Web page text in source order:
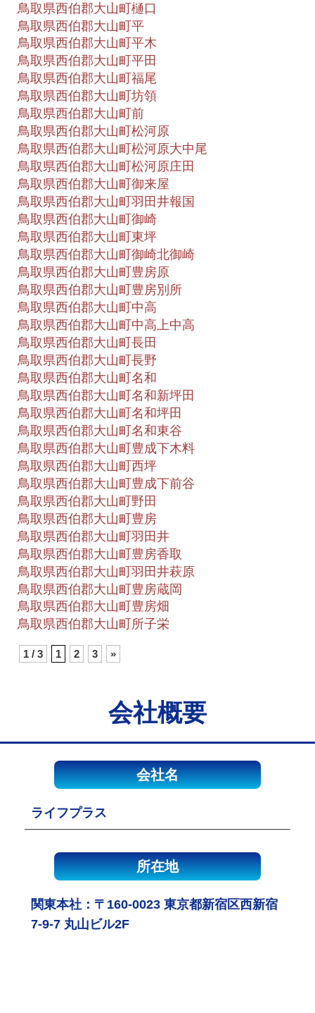
鳥取県西伯郡大山町樋口
鳥取県西伯郡大山町平
鳥取県西伯郡大山町平木
鳥取県西伯郡大山町平田
鳥取県西伯郡大山町福尾
鳥取県西伯郡大山町坊領
鳥取県西伯郡大山町前
鳥取県西伯郡大山町松河原
鳥取県西伯郡大山町松河原大中尾
鳥取県西伯郡大山町松河原庄田
鳥取県西伯郡大山町御来屋
鳥取県西伯郡大山町羽田井報国
鳥取県西伯郡大山町御崎
鳥取県西伯郡大山町東坪
鳥取県西伯郡大山町御崎北御崎
鳥取県西伯郡大山町豊房原
鳥取県西伯郡大山町豊房別所
鳥取県西伯郡大山町中高
鳥取県西伯郡大山町中高上中高
鳥取県西伯郡大山町長田
鳥取県西伯郡大山町長野
鳥取県西伯郡大山町名和
鳥取県西伯郡大山町名和新坪田
鳥取県西伯郡大山町名和坪田
鳥取県西伯郡大山町名和東谷
鳥取県西伯郡大山町豊成下木料
鳥取県西伯郡大山町西坪
鳥取県西伯郡大山町豊成下前谷
鳥取県西伯郡大山町野田
鳥取県西伯郡大山町豊房
鳥取県西伯郡大山町羽田井
鳥取県西伯郡大山町豊房香取
鳥取県西伯郡大山町羽田井萩原
鳥取県西伯郡大山町豊房蔵岡
鳥取県西伯郡大山町豊房畑
鳥取県西伯郡大山町所子栄
1 / 3 1 2 3 »
会社概要
会社名
ライフプラス
所在地
関東本社：〒160-0023 東京都新宿区西新宿
7-9-7 丸山ビル2F